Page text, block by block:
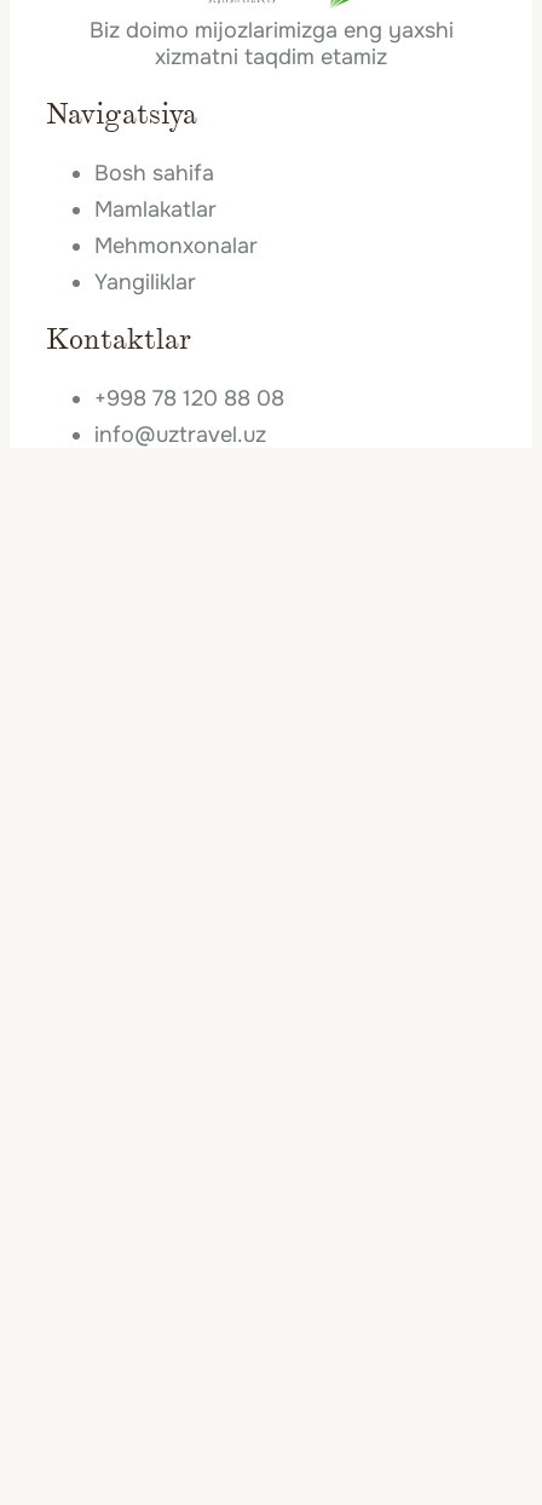
Biz doimo mijozlarimizga eng yaxshi
xizmatni taqdim etamiz
Navigatsiya
Bosh sahifa
Mamlakatlar
Mehmonxonalar
Yangiliklar
Kontaktlar
+998 78 120 88 08
info@uztravel.uz